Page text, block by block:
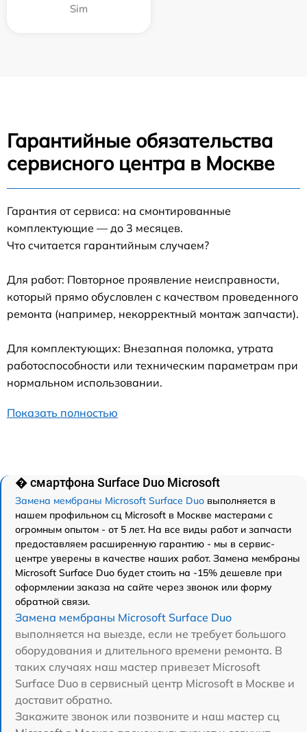
Sim
Гарантийные обязательства
сервисного центра в Москве
Гарантия от сервиса: на смонтированные
комплектующие — до 3 месяцев.
Что считается гарантийным случаем?
Для работ: Повторное проявление неисправности,
который прямо обусловлен с качеством проведенного
ремонта (например, некорректный монтаж запчасти).
Для комплектующих: Внезапная поломка, утрата
работоспособности или техническим параметрам при
нормальном использовании.
Показать полностью
� смартфона Surface Duo Microsoft
Замена мембраны Microsoft Surface Duo выполняется в
нашем профильном сц Microsoft в Москве мастерами с
огромным опытом - от 5 лет. На все виды работ и запчасти
предоставляем расширенную гарантию - мы в сервис-
центре уверены в качестве наших работ. Замена мембраны
Microsoft Surface Duo будет стоить на -15% дешевле при
оформлении заказа на сайте через звонок или форму
обратной связи.
Замена мембраны Microsoft Surface Duo
выполняется на выезде, если не требует большого
оборудования и длительного времени ремонта. В
таких случаях наш мастер привезет Microsoft
Surface Duo в сервисный центр Microsoft в Москве и
доставит обратно.
Закажите звонок или позвоните и наш мастер сц